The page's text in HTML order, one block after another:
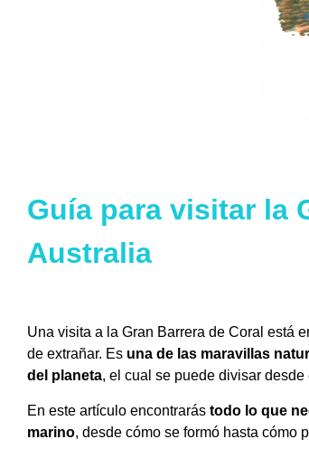
Guía para visitar la
Australia
Una visita a la Gran Barrera de Coral está
de extrañar. Es una de las maravillas
del planeta, el cual se puede divisar
En este artículo encontrarás todo lo que
marino, desde cómo se formó hasta cómo